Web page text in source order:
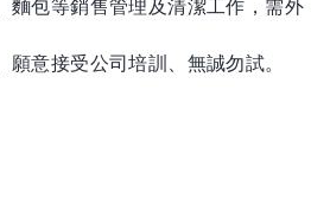
麵包等銷售管理及清潔工作，需外
願意接受公司培訓、無誠勿試。